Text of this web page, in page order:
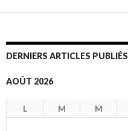
DERNIERS ARTICLES PUBLIÉS
AOÛT 2026
L M M